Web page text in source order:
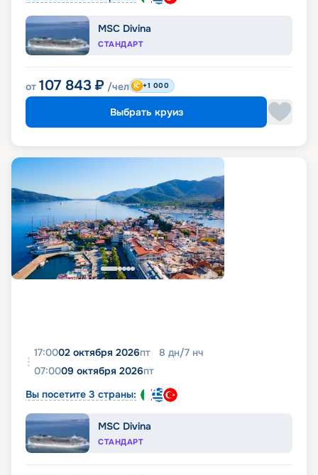
MSC Divina
СТАНДАРТ
от 107 843 ₽ /чел +1 000
Выбрать круиз
17:0002 октября 2026пт 8 дн/7 нч
07:0009 октября 2026пт
Вы посетите 3 страны:
MSC Divina
СТАНДАРТ